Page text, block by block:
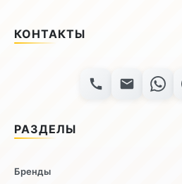
КОНТАКТЫ
РАЗДЕЛЫ
Бренды